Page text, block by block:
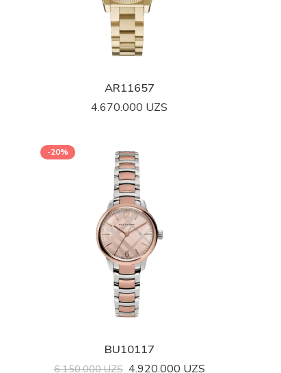
AR11657
4.670.000 UZS
-20%
BU10117
6.150.000UZS 4.920.000 UZS